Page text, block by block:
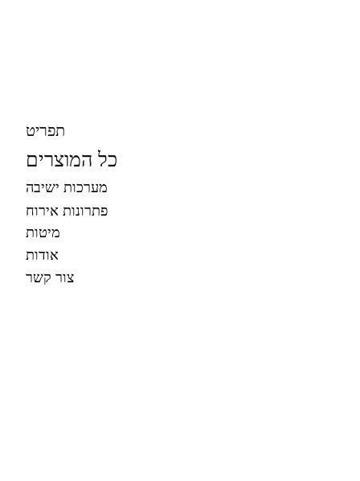
תפריט
כל המוצרים
מערכות ישיבה
פתרונות אירוח
מיטות
אודות
צור קשר